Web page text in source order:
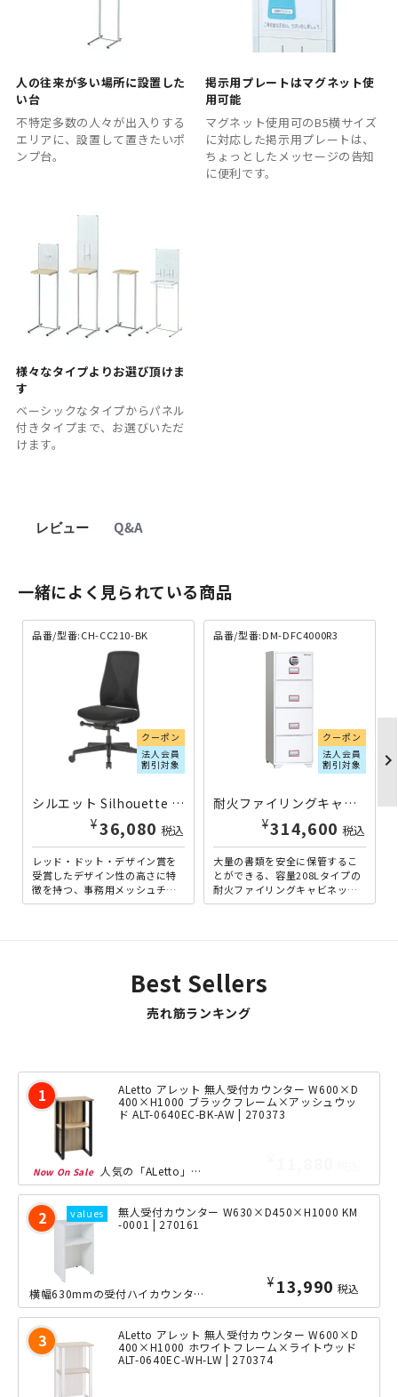
人の往来が多い場所に設置した
い台
不特定多数の人々が出入りする
エリアに、設置して置きたいポ
ンプ台。
掲示用プレートはマグネット使
用可能
マグネット使用可のB5横サイズ
に対応した掲示用プレートは、
ちょっとしたメッセージの告知
に便利です。
様々なタイプよりお選び頂けま
す
ベーシックなタイプからパネル
付きタイプまで、お選びいただ
けます。
レビュー Q&A
一緒によく見られている商品
品番/型番:CH-CC210-BK
クーポン
法人会員
割引対象
シルエット Silhouette 肘無し ブラック CH-CC210-BK | 000201
¥36,080 税込
レッド・ドット・デザイン賞を
受賞したデザイン性の高さに特
徴を持つ、事務用メッシュチェ
アです。背もたれには特許を取
品番/型番:DM-DFC4000R3
クーポン
法人会員
割引対象
耐火ファイリングキャビネット 208L DM-DFC4000R3 | 619902
¥314,600 税込
大量の書類を安全に保管するこ
とができる、容量208Lタイプの
耐火ファイリングキャビネット
です。一般的なファイリングキ
chevron_right
Best Sellers
売れ筋ランキング
ALetto アレット 無人受付カウンター W600×D
400×H1000 ブラックフレーム×アッシュウッ
ド ALT-0640EC-BK-AW | 270373
人気の「ALetto」シリーズならではのフォルムをそのままに、おしゃれなフロント...
無人受付カウンター W630×D450×H1000 KM
-0001 | 270161
¥ 13,990 税込
横幅630mmの受付ハイカウンター。清涼感のあるホワイト色が、オフィスや店舗のエ...
ALetto アレット 無人受付カウンター W600×D
400×H1000 ホワイトフレーム×ライトウッド
ALT-0640EC-WH-LW | 270374